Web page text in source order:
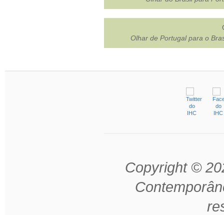
Olhar de Portugal para o
Copyright ©